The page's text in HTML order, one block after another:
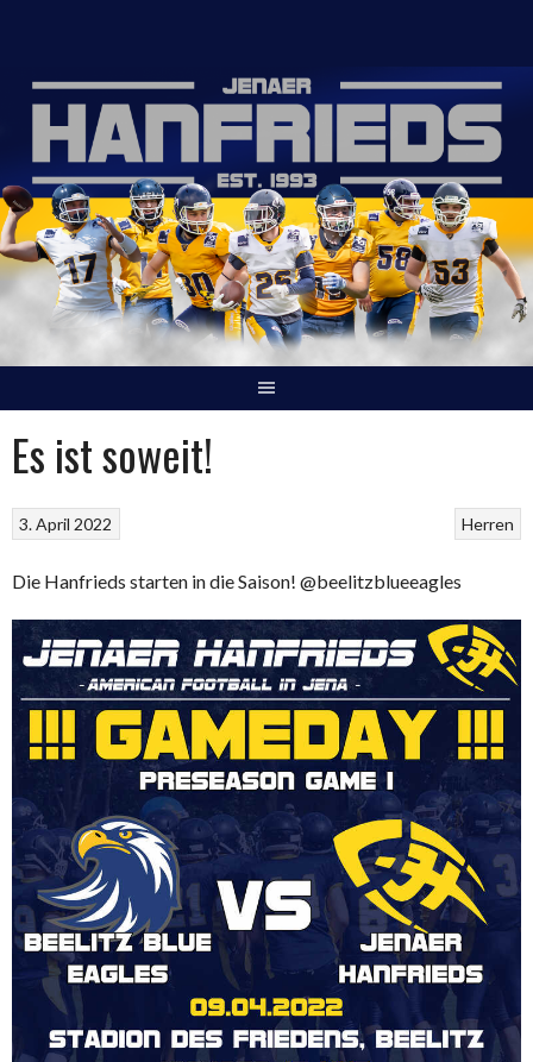
Es ist soweit!
Herren
3. April 2022
Die Hanfrieds starten in die Saison! @beelitzblueeagles